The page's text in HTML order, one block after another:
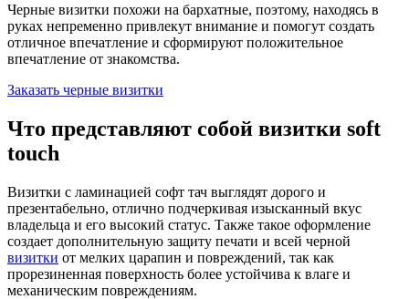
Черные визитки похожи на бархатные, поэтому, находясь в
руках непременно привлекут внимание и помогут создать
отличное впечатление и сформируют положительное
впечатление от знакомства.
Заказать черные визитки
Что представляют собой визитки soft
touch
Визитки с ламинацией софт тач выглядят дорого и
презентабельно, отлично подчеркивая изысканный вкус
владельца и его высокий статус. Также такое оформление
создает дополнительную защиту печати и всей черной
визитки от мелких царапин и повреждений, так как
прорезиненная поверхность более устойчива к влаге и
механическим повреждениям.